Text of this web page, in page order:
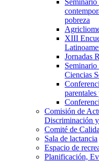
pobreza
XIII
Jornadas
Seminario
Ciencias
Comisión de
Discriminación
Comité de
Sala de lactancia
Espacio de
Planificación,